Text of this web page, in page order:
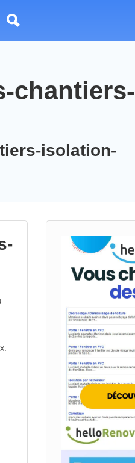
chantiers-
isolation-